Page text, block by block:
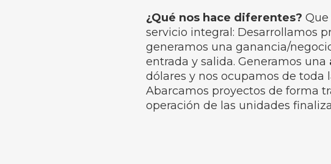
¿Qué nos hace diferentes? Que
servicio integral: Desarrollamos
generamos una ganancia/
entrada y salida. Generamos una
dólares y nos ocupamos de toda
Abarcamos proyectos de forma
operación de las unidades